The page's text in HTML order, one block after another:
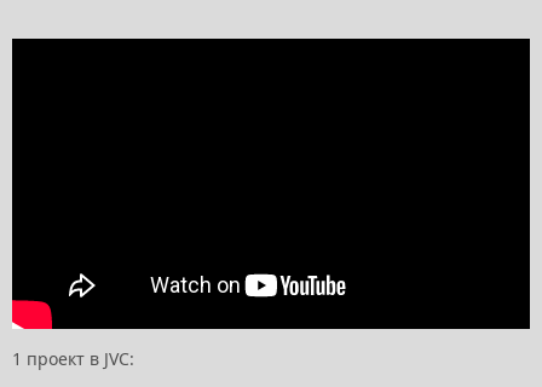
1 проект в JVC: